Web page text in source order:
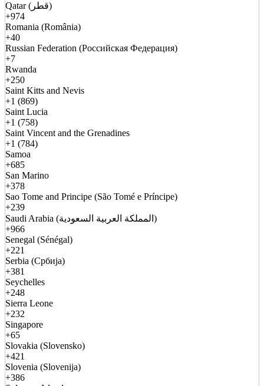
Qatar (قطر)
+974
Romania (România)
+40
Russian Federation (Российская Федерация)
+7
Rwanda
+250
Saint Kitts and Nevis
+1 (869)
Saint Lucia
+1 (758)
Saint Vincent and the Grenadines
+1 (784)
Samoa
+685
San Marino
+378
Sao Tome and Principe (São Tomé e Príncipe)
+239
Saudi Arabia (المملكة العربية السعودية)
+966
Senegal (Sénégal)
+221
Serbia (Србија)
+381
Seychelles
+248
Sierra Leone
+232
Singapore
+65
Slovakia (Slovensko)
+421
Slovenia (Slovenija)
+386